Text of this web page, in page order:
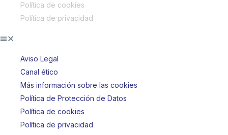
Política de cookies
Política de privacidad
Aviso Legal
Canal ético
Más información sobre las cookies
Política de Protección de Datos
Política de cookies
Política de privacidad